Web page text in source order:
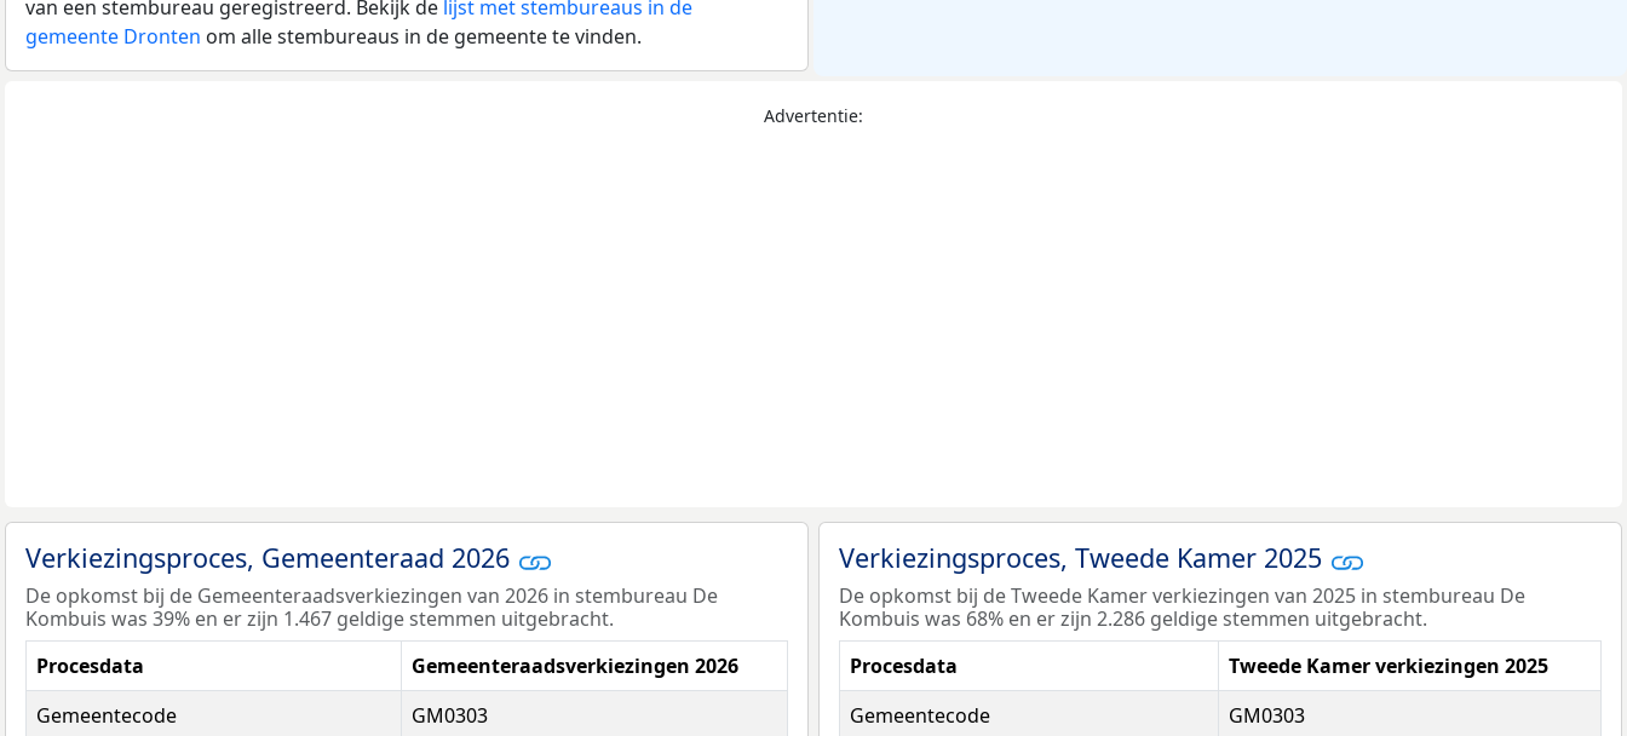
van een stembureau geregistreerd. Bekijk de lijst met stembureaus in de
gemeente Dronten om alle stembureaus in de gemeente te vinden.
Advertentie:
Verkiezingsproces, Gemeenteraad 2026
De opkomst bij de Gemeenteraadsverkiezingen van 2026 in stembureau De
Kombuis was 39% en er zijn 1.467 geldige stemmen uitgebracht.
Procesdata
Gemeenteraadsverkiezingen 2026
Gemeentecode
GM0303
Verkiezingsproces, Tweede Kamer 2025
De opkomst bij de Tweede Kamer verkiezingen van 2025 in stembureau De
Kombuis was 68% en er zijn 2.286 geldige stemmen uitgebracht.
Procesdata
Tweede Kamer verkiezingen 2025
Gemeentecode
GM0303